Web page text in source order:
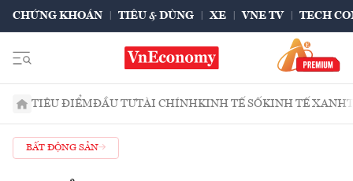
CHỨNG KHOÁN TIÊU & DÙNG XE VNE TV TECH
TIÊU ĐIỂMĐẦU TƯTÀI CHÍNHKINH TẾ SỐKINH TẾ XANH
BẤT ĐỘNG SẢN